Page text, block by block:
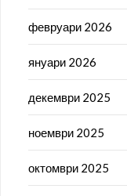
февруари 2026
януари 2026
декември 2025
ноември 2025
октомври 2025